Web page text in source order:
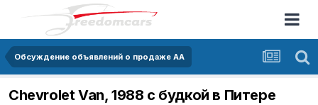
Обсуждение объявлений о продаже АА
Chevrolet Van, 1988 с будкой в Питере